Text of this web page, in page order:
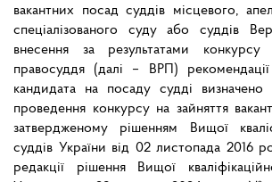
вакантних посад суддів місцевого,
спеціалізованого суду або суддів
внесення за результатами
правосуддя (далі – ВРП)
кандидата на посаду судді
проведення конкурсу на зайняття
затвердженому рішенням Вищої
суддів України від 02 листопада 2016
редакції рішення Вищої